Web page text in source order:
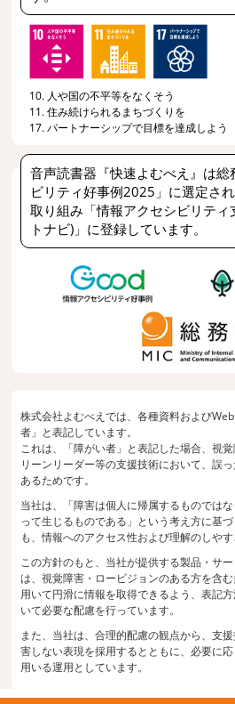
10. 人や国の不平等をなくそう
11. 住み続けられるまちづくりを
17. パートナーシップで目標を達成しよう
音声読書器『快速よむべえ』は
ビリティ好事例2025」に選定さ
取り組み「情報アクセシビリテ
トナビ)」に登録しています。
株式会社よむべえでは、各種資料および
者」と表記しています。
これは、「障がい者」と表記した場合、視
リーンリーダー等の支援技術において、誤
あるためです。
当社は、「障害は個人に帰属するものでは
って生じるものである」という考え方に基
も、情報へのアクセス性および理解のしやす
この方針のもと、当社が提供する製品・サ
は、視覚障害・ロービジョンのある方を含
用いて円滑に情報を取得できるよう、表記
いて必要な配慮を行っています。
また、当社は、合理的配慮の観点から、支
害しない表現を採用するとともに、必要に
用いる運用としています。